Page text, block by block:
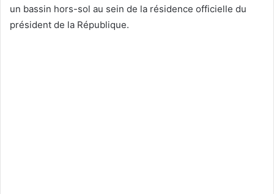
un bassin hors-sol au sein de la résidence officielle du
président de la République.